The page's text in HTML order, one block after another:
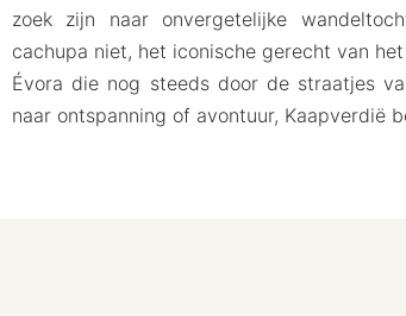
zoek zijn naar onvergetelijke
cachupa niet, het iconische gerecht van
Évora die nog steeds door de straatjes
naar ontspanning of avontuur, Kaapverdië